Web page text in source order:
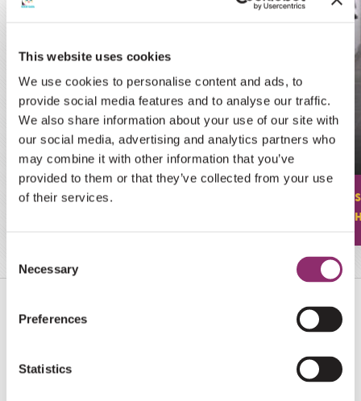
This website uses cookies
We use cookies to personalise content and ads, to
provide social media features and to analyse our traffic.
We also share information about your use of our site with
our social media, advertising and analytics partners who
may combine it with other information that you’ve
provided to them or that they’ve collected from your use
of their services.
Selection
Necessary
Preferences
Statistics
VEILING
BEELD ‘MUSIC’ VAN ROGIER
RUYS
STARTBOD
WAT JIJ KUNT DOEN OM ONS
Een actie opzetten, groot of klein. Donateur en daarmee